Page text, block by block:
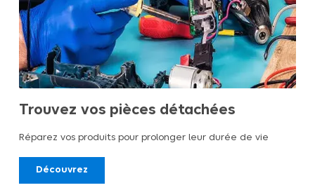
Trouvez vos pièces détachées
Réparez vos produits pour prolonger leur durée de vie
Découvrez